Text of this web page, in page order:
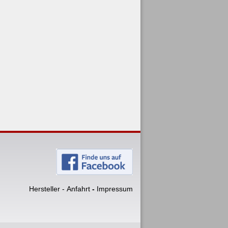
Hersteller - Anfahrt - Impressum